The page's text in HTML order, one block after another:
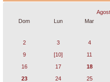
Dom
Lun Mar
2
3 4
9
[10] 11
16
17 18
23
24 25